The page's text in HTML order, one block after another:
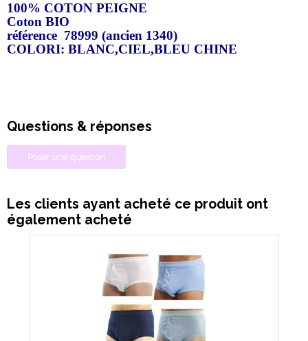
100% COTON PEIGNE
Coton BIO
référence 78999 (ancien 1340)
COLORI: BLANC,CIEL,BLEU CHINE
Questions & réponses
Poser une question
Les clients ayant acheté ce produit ont
également acheté